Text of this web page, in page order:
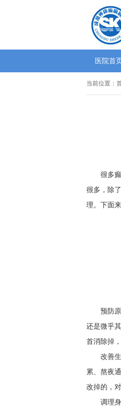
医院首
当前位置：
很多
很多，除
理。下面
预防
还是微乎
首消除掉
改善
累、熬夜
改掉的，
调理